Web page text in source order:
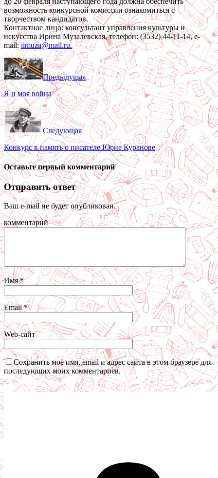
возможность конкурсной комиссии ознакомиться с
творчеством кандидатов.
Контактное лицо: консультант управления культуры и
искусства Ирина Музалевская, телефон: (3532) 44-11-14, e-
mail:iimuza@mail.ru.
Предыдущая
Я и моя война
Следующая
Конкурс в память о писателе Юрие Куранове
Оставьте первый комментарий
Отправить ответ
Ваш e-mail не будет опубликован.
комментарий
Имя*
Email *
Web-сайт
Сохранить моё имя, email и адрес сайта в этом браузере для
последующих моих комментариев.